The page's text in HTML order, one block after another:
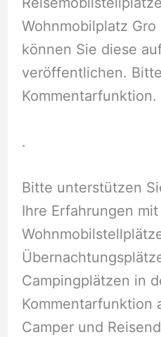
Wohnmobilplatz
können Sie diese
veröffentlichen.
Kommentarfunktion.
.
Bitte unterstützen
Ihre Erfahrungen mit
Campingplätzen in
Kommentarfunktion
Camper und